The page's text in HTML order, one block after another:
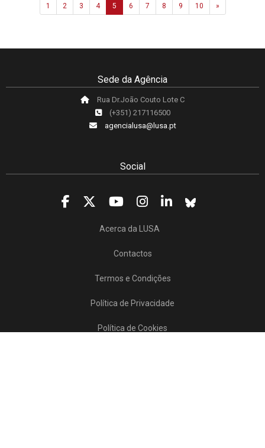
1 2 3 4 5 6 7 8 9 10 »Next
Sede da Agência
Rua Dr.João Couto Lote C
(+351) 217116500
agencialusa@lusa.pt
Social
Acerca da LUSA
Contactos
Termos e Condições
Política de Privacidade
Política de Cookies